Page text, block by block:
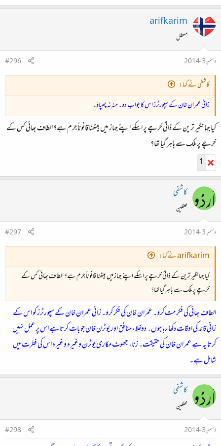
arifkarim
معطل
دسمبر 3، 2014
#296
کاشفی نے کہا:
زانی عمران خان کے سپورٹرز اس کا جواب دو۔ منہ نہ چھپاؤ۔
کیا جہانگیر ترین کے ذاتی خرچے پر اسکے اپنے جہاز میں بیٹھنا قانوناً جرم ہے؟ الطاف بھائی کس کے
خرچے پر ملک سے باہر گیا تھا؟
1
کاشفی
محفلین
دسمبر 3، 2014
#297
arifkarim نے کہا:
کیا جہانگیر ترین کے ذاتی خرچے پر اسکے اپنے جہاز میں بیٹھنا قانوناً جرم ہے؟ الطاف بھائی کس کے
خرچے پر ملک سے باہر گیا تھا؟
الطاف بھائی کی فکر مت کرو۔ عمران خان کی فکر کرو۔ زانی عمران خان کے سپورٹرز کو اس کے
زانی قائد کی اوقات دکھا رہا ہوں۔ دوغلا، منافق اور یوٹرن خان جو بات کرتا ہے اس پر عمل نہیں
کرتا یہ ہے عمران خان کی حقیقت۔ زنا، جھوٹ مکاری یوٹرن وغیرہ وغیرہ اس کی فطرت میں
شامل ہے۔
کاشفی
محفلین
دسمبر 3، 2014
#298